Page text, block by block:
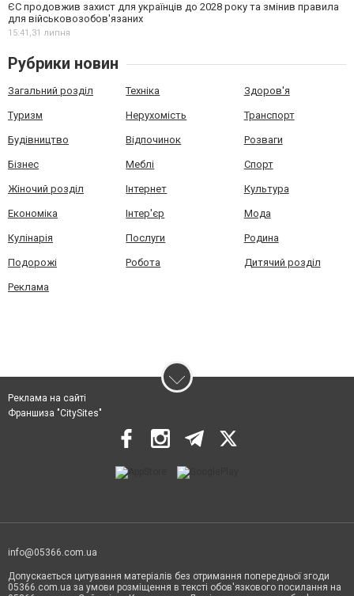
ЄС продовжив захист для українців до 2028 року та змінив правила
для військовозобов'язаних
15:41,31 липня
Рубрики новин
Загальний розділ Техніка Здоров'я
Туризм Нерухомість Транспорт
Будівництво Відпочинок Розваги
Бізнес Меблі Спорт
Жіночий розділ Інтернет Культура
Економіка Інтер'єр Мода
Кулінарія Послуги Родина
Подорожі Робота Дитячий розділ
Реклама
Реклама на сайті
Франшиза "CitySites"
info@05366.com.ua
Допускається цитування матеріалів без отримання попередньої згоди
05366.com.ua за умови розміщення в тексті обов'язкового посилання на